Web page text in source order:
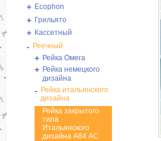
+ Ecophon
+ Грильято
+ Кассетный
- Реечный
+ Рейка Омега
+ Рейка немецкого
дизайна
- Рейка итальянского
дизайна
Рейка закрытого
типа
Итальянского
дизайна А84 АС